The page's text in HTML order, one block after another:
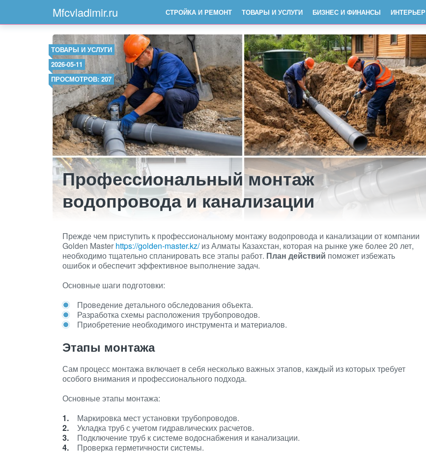
Mfcvladimir.ru СТРОЙКА И РЕМОНТ ТОВАРЫ И УСЛУГИ БИЗНЕС И ФИНАНСЫ ИНТЕРЬЕР
ТОВАРЫ И УСЛУГИ
2026-05-11
ПРОСМОТРОВ: 207
Профессиональный монтаж
водопровода и канализации
Прежде чем приступить к профессиональному монтажу водопровода и канализации от компании
Golden Master https://golden-master.kz/из Алматы Казахстан, которая на рынке уже более 20 лет,
необходимо тщательно спланировать все этапы работ. План действий поможет избежать
ошибок и обеспечит эффективное выполнение задач.
Основные шаги подготовки:
Проведение детального обследования объекта.
Разработка схемы расположения трубопроводов.
Приобретение необходимого инструмента и материалов.
Этапы монтажа
Сам процесс монтажа включает в себя несколько важных этапов, каждый из которых требует
особого внимания и профессионального подхода.
Основные этапы монтажа:
Маркировка мест установки трубопроводов.
Укладка труб с учетом гидравлических расчетов.
Подключение труб к системе водоснабжения и канализации.
Проверка герметичности системы.